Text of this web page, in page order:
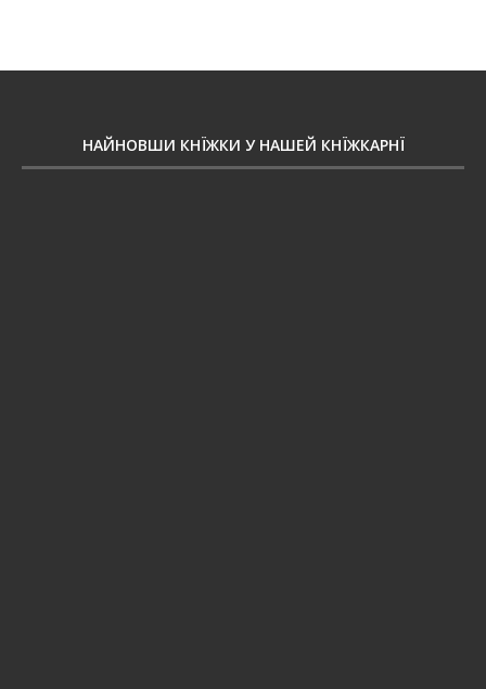
НАЙНОВШИ КНЇЖКИ У НАШЕЙ КНЇЖКАРНЇ